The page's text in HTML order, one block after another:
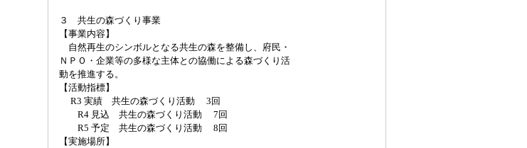
３ 共生の森づくり事業
【事業内容】
自然再生のシンボルとなる共生の森を整備し、府民・
ＮＰＯ・企業等の多様な主体との協働による森づくり活
動を推進する。
【活動指標】
R3 実績 共生の森づくり活動 3回
R4 見込 共生の森づくり活動 7回
R5 予定 共生の森づくり活動 8回
【実施場所】